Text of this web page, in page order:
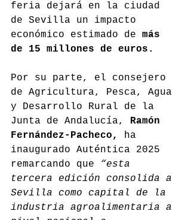
feria dejará en la ciudad
de Sevilla un impacto
económico estimado de más
de 15 millones de euros.
Por su parte, el consejero
de Agricultura, Pesca, Agua
y Desarrollo Rural de la
Junta de Andalucía, Ramón
Fernández-Pacheco,
ha
inaugurado Auténtica 2025
remarcando que
“esta
tercera edición consolida a
Sevilla como capital de la
industria agroalimentaria a